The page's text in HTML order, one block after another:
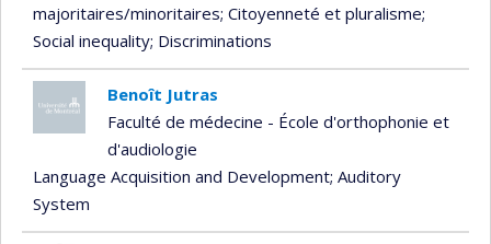
majoritaires/minoritaires; Citoyenneté et pluralisme;
Social inequality; Discriminations
Benoît Jutras
Faculté de médecine - École d'orthophonie et
d'audiologie
Language Acquisition and Development; Auditory
System